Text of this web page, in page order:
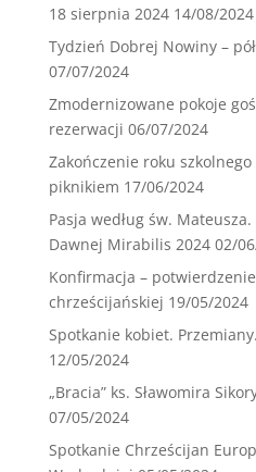
18 sierpnia 2024 14/08/2024
Tydzień Dobrej Nowiny –
07/07/2024
Zmodernizowane pokoje
rezerwacji 06/07/2024
Zakończenie roku
piknikiem 17/06/2024
Pasja według św.
Dawnej Mirabilis 2024 02/
Konfirmacja –
chrześcijańskiej 19/05/2024
Spotkanie kobiet.
12/05/2024
„Bracia” ks. Sławomira
07/05/2024
Spotkanie Chrześcijan